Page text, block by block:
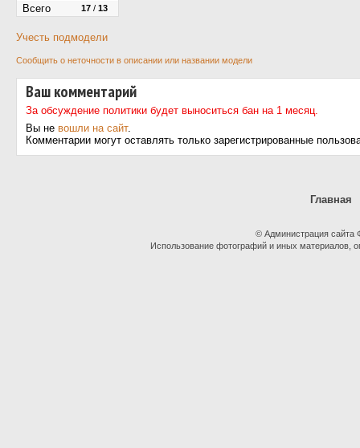
Всего 17/ 13
Учесть подмодели
Сообщить о неточности в описании или названии модели
Ваш комментарий
За обсуждение политики будет выноситься бан на 1 месяц.
Вы не вошли на сайт.
Комментарии могут оставлять только зарегистрированные
Главная
© Администрация
Использование фотографий и иных материалов,